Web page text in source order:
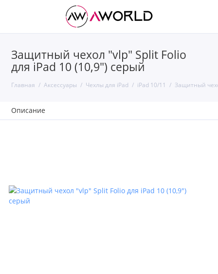
Защитный чехол "vlp" Split Folio
для iPad 10 (10,9") серый
Главная Аксессуары Чехлы для iPad iPad 10/11 Защитный
Описание